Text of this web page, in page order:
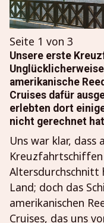
Seite 1 von 3
Unsere erste
amerikanische
Cruises dafür
erlebten dort
nicht gerechnet
Uns war klar, dass
Altersdurchschnitt
Land; doch das
amerikanischen
Cruises, das uns